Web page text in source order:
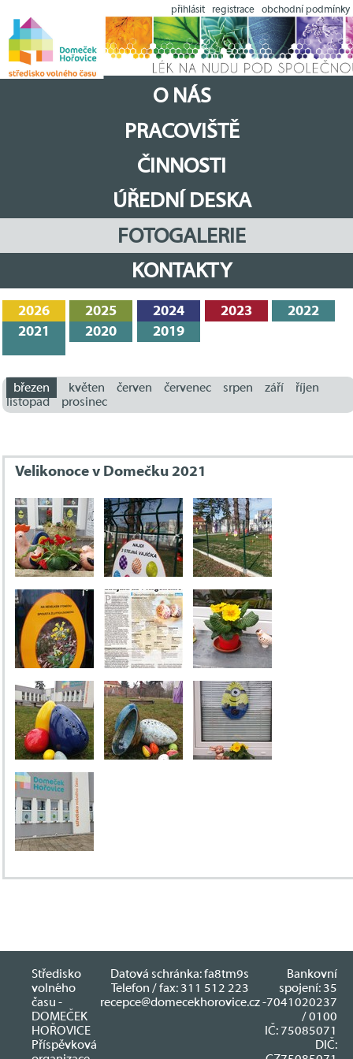
přihlásit registrace obchodní podmínky
O NÁS
PRACOVIŠTĚ
ČINNOSTI
ÚŘEDNÍ DESKA
FOTOGALERIE
KONTAKTY
2026 2025 2024 2023
2022
2021
2020 2019
březen květen červen červenec srpen září
říjen
listopad
prosinec
Velikonoce v Domečku 2021
Středisko
volného
času -
DOMEČEK
HOŘOVICE
Příspěvková
Datová schránka: fa8tm9s
Telefon / fax: 311 512 223
recepce@domecekhorovice.cz
Bankovní
spojení: 35
-7041020237
/ 0100
IČ: 75085071
DIČ: